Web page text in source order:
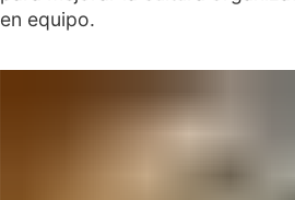
en equipo.